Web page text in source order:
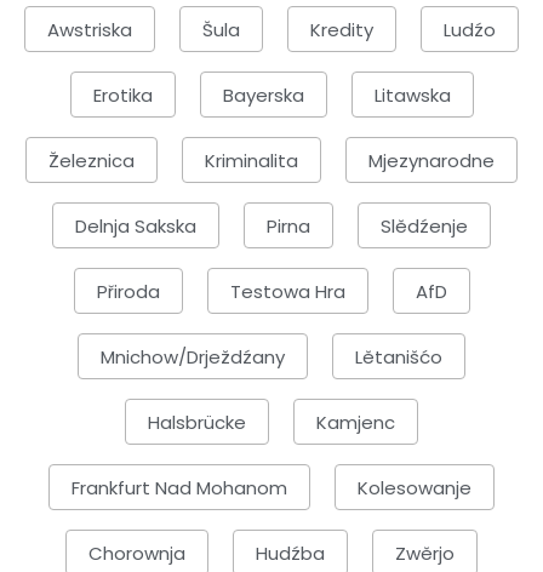
Awstriska Šula Kredity Ludźo
Erotika Bayerska Litawska
Železnica Kriminalita Mjezynarodne
Delnja Sakska Pirna Slědźenje
Přiroda Testowa Hra AfD
Mnichow/Drježdźany Lětanišćo
Halsbrücke Kamjenc
Frankfurt Nad Mohanom Kolesowanje
Chorownja Hudźba Zwěrjo